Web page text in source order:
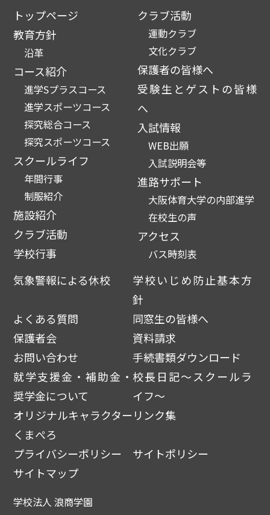
トップページ
教育方針
沿革
コース紹介
進学Sプラスコース
進学スポーツコース
探究総合コース
探究スポーツコース
スクールライフ
年間行事
制服紹介
施設紹介
クラブ活動
学校行事
クラブ活動
運動クラブ
文化クラブ
保護者の皆様へ
受験生とゲストの皆様
へ
入試情報
WEB出願
入試説明会等
進路サポート
大阪体育大学の内部進学
在校生の声
アクセス
バス時刻表
気象警報による休校
学校いじめ防止基本方
針
よくある質問
同窓生の皆様へ
保護者会
資料請求
お問い合わせ
手続書類ダウンロード
就学支援金・補助金・
奨学金について
校長日記～スクールラ
イフ～
オリジナルキャラクター
くまぺろ
リンク集
プライバシーポリシー
サイトポリシー
サイトマップ
学校法人 浪商学園